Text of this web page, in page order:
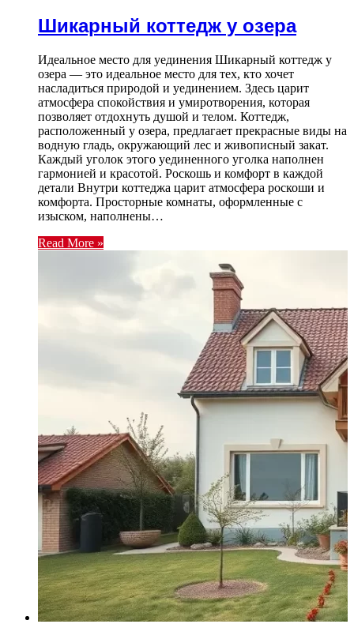
Шикарный коттедж у озера
Идеальное место для уединения Шикарный коттедж у
озера — это идеальное место для тех, кто хочет
насладиться природой и уединением. Здесь царит
атмосфера спокойствия и умиротворения, которая
позволяет отдохнуть душой и телом. Коттедж,
расположенный у озера, предлагает прекрасные виды на
водную гладь, окружающий лес и живописный закат.
Каждый уголок этого уединенного уголка наполнен
гармонией и красотой. Роскошь и комфорт в каждой
детали Внутри коттеджа царит атмосфера роскоши и
комфорта. Просторные комнаты, оформленные с
изыском, наполнены…
Read More »